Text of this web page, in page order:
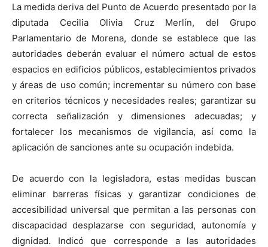
La medida deriva del Punto de Acuerdo presentado por la
diputada Cecilia Olivia Cruz Merlín, del Grupo
Parlamentario de Morena, donde se establece que las
autoridades deberán evaluar el número actual de estos
espacios en edificios públicos, establecimientos privados
y áreas de uso común; incrementar su número con base
en criterios técnicos y necesidades reales; garantizar su
correcta señalización y dimensiones adecuadas; y
fortalecer los mecanismos de vigilancia, así como la
aplicación de sanciones ante su ocupación indebida.
De acuerdo con la legisladora, estas medidas buscan
eliminar barreras físicas y garantizar condiciones de
accesibilidad universal que permitan a las personas con
discapacidad desplazarse con seguridad, autonomía y
dignidad. Indicó que corresponde a las autoridades